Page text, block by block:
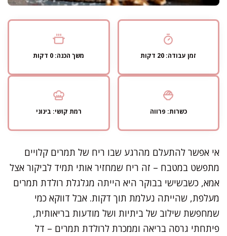
זמן עבודה: 20 דקות משך הכנה: 0 דקות
כשרות: פרווה רמת קושי: בינוני
אי אפשר להתעלם מהרגע שבו ריח של תמרים קלויים
מתפשט במטבח – זה ריח שמחזיר אותי תמיד לביקור אצל
אמא, כשבשישי בבוקר היא הייתה מגלגלת רולדת תמרים
מעלפת, שהייתה נעלמת תוך דקות. אבל דווקא כמי
שמחפשת שילוב של ביתיות ושל מודעות בריאותית,
פיתחתי גרסה בריאה וממכרת לרולדת תמרים – דל